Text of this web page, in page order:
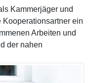
Kammerjäger und
ein
Arbeiten und
der nahen